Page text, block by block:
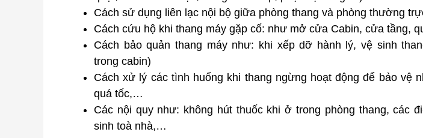
Cách sử dụng liên lạc nội bộ giữa phòng thang và phòng thường
Cách cứu hộ khi thang máy gặp cố: như mở cửa Cabin, cửa tầng,
Cách bảo quản thang máy như: khi xếp dỡ hành lý, vệ sinh
trong cabin)
Cách xử lý các tình huống khi thang ngừng hoạt động để bảo vệ
quá tốc,…
Các nội quy như: không hút thuốc khi ở trong phòng thang, các
sinh toà nhà,…